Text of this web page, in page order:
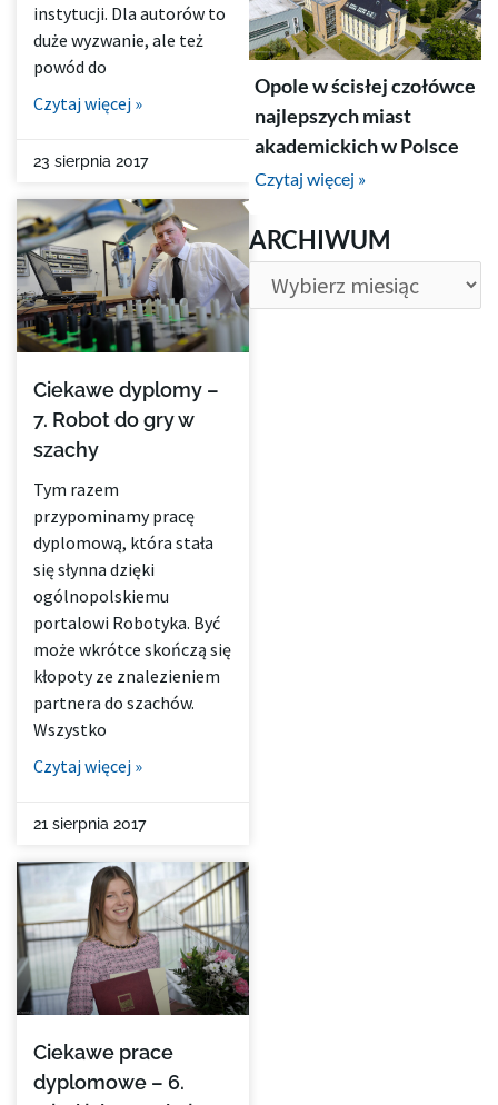
instytucji. Dla autorów to
duże wyzwanie, ale też
powód do
Czytaj więcej »
23 sierpnia 2017
Ciekawe dyplomy –
7. Robot do gry w
szachy
Tym razem
przypominamy pracę
dyplomową, która stała
się słynna dzięki
ogólnopolskiemu
portalowi Robotyka. Być
może wkrótce skończą się
kłopoty ze znalezieniem
partnera do szachów.
Wszystko
Czytaj więcej »
21 sierpnia 2017
Ciekawe prace
dyplomowe – 6.
Opole w ścisłej czołówce
najlepszych miast
akademickich w Polsce
Czytaj więcej »
ARCHIWUM
ARCHIWUM